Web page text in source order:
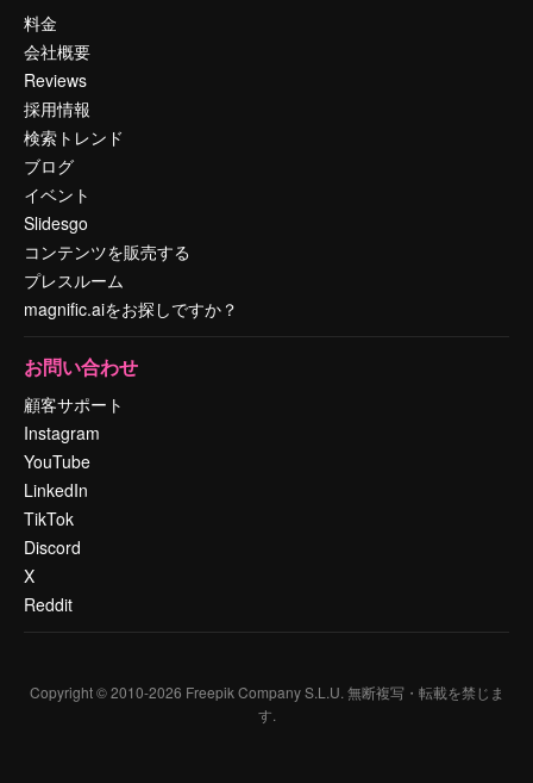
料金
会社概要
Reviews
採用情報
検索トレンド
ブログ
イベント
Slidesgo
コンテンツを販売する
プレスルーム
magnific.aiをお探しですか？
お問い合わせ
顧客サポート
Instagram
YouTube
LinkedIn
TikTok
Discord
X
Reddit
Copyright © 2010-2026 Freepik Company S.L.U. 無断複写・転載を禁じま
す.